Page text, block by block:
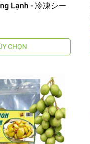
Lạnh - 冷凍シー
CHỌN